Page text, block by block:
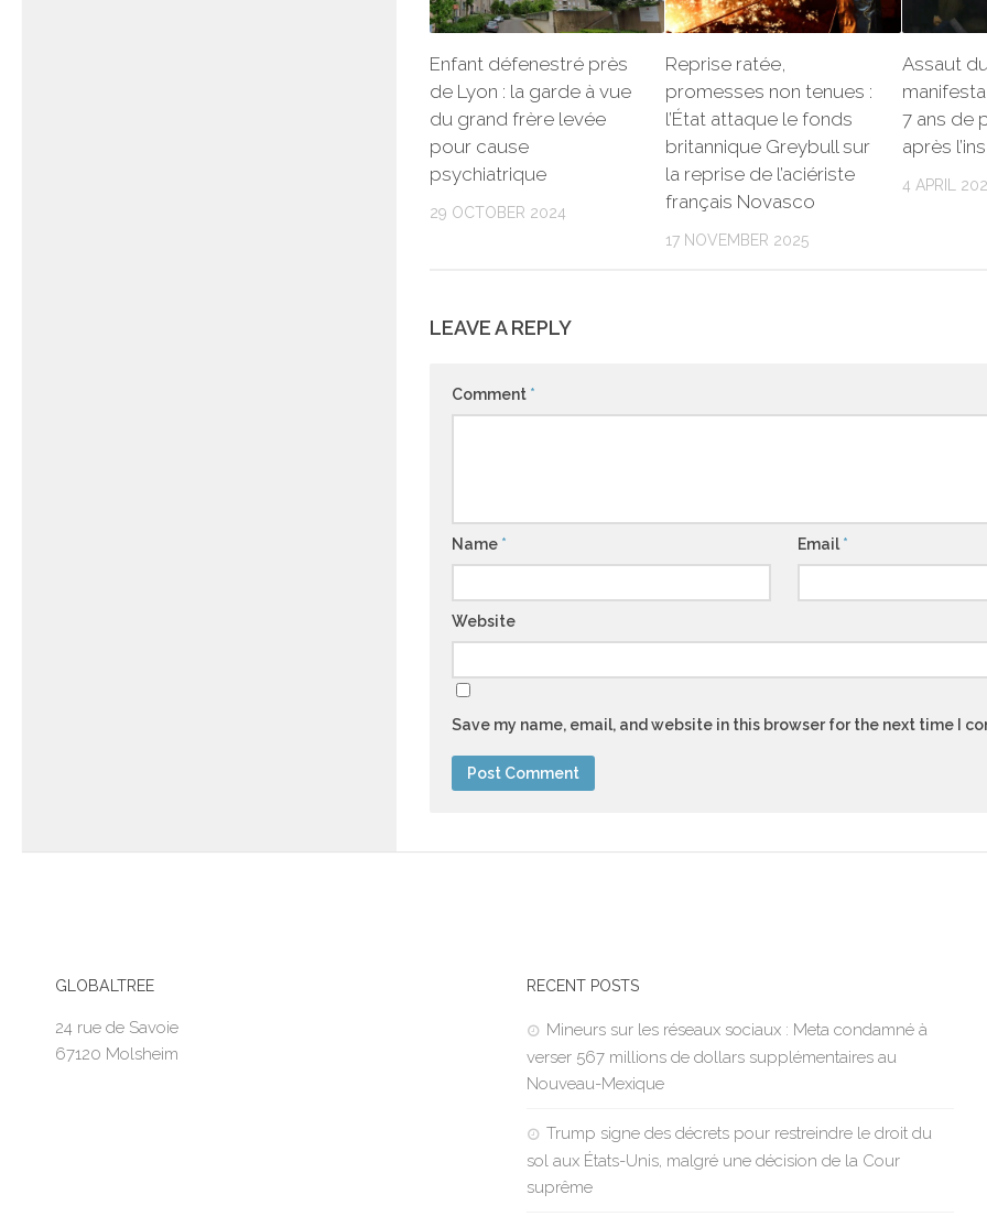
Enfant défenestré près
de Lyon : la garde à vue
du grand frère levée
pour cause
psychiatrique
29 OCTOBER 2024
Reprise ratée,
promesses non tenues :
l’État attaque le fonds
britannique Greybull sur
la reprise de l’aciériste
français Novasco
17 NOVEMBER 2025
Assaut
7 ans de
après
4 APRIL
LEAVE A REPLY
Comment *
Name * Email*
Website
Save my name, email, and website in this browser for the next time I
GLOBALTREE
24 rue de Savoie
67120 Molsheim
RECENT POSTS
Mineurs sur les réseaux sociaux : Meta condamné à
verser 567 millions de dollars supplémentaires au
Nouveau-Mexique
Trump signe des décrets pour restreindre le droit du
sol aux États-Unis, malgré une décision de la Cour
suprême